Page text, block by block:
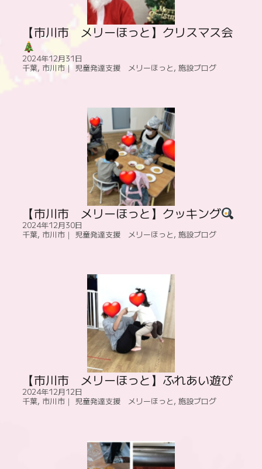
【市川市 メリーほっと】クリスマス会
2024年12月31日
千葉, 市川市｜ 児童発達支援 メリーほっと, 施設ブログ
【市川市 メリーほっと】クッキング
2024年12月30日
千葉, 市川市｜ 児童発達支援 メリーほっと, 施設ブログ
【市川市 メリーほっと】ふれあい遊び
2024年12月12日
千葉, 市川市｜ 児童発達支援 メリーほっと, 施設ブログ